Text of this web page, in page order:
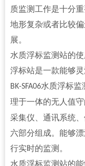
质监测工作是十分
地形复杂或者比较
展。
水质浮标监测站的
浮标站是一款能够
BK-SFA06水质浮标监
理于一体的无人值
采集仪、通讯系统
六部分组成。能够
行实时的监测。
水质浮标监测站的